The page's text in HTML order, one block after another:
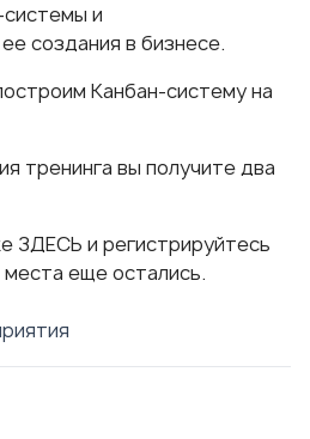
системы и
создания в бизнесе.
Канбан-систему на
тренинга вы получите два
ЗДЕСЬ и регистрируйтесь
еще остались.